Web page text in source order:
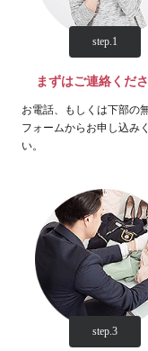
step.1
まずはご連絡くだ
お電話、もしくは下部の
フォームからお申し込み
い。
step.3